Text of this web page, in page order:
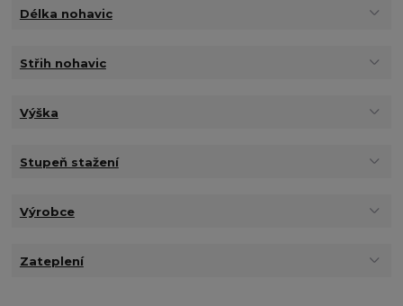
Délka nohavic
Střih nohavic
Výška
Stupeň stažení
Výrobce
Zateplení